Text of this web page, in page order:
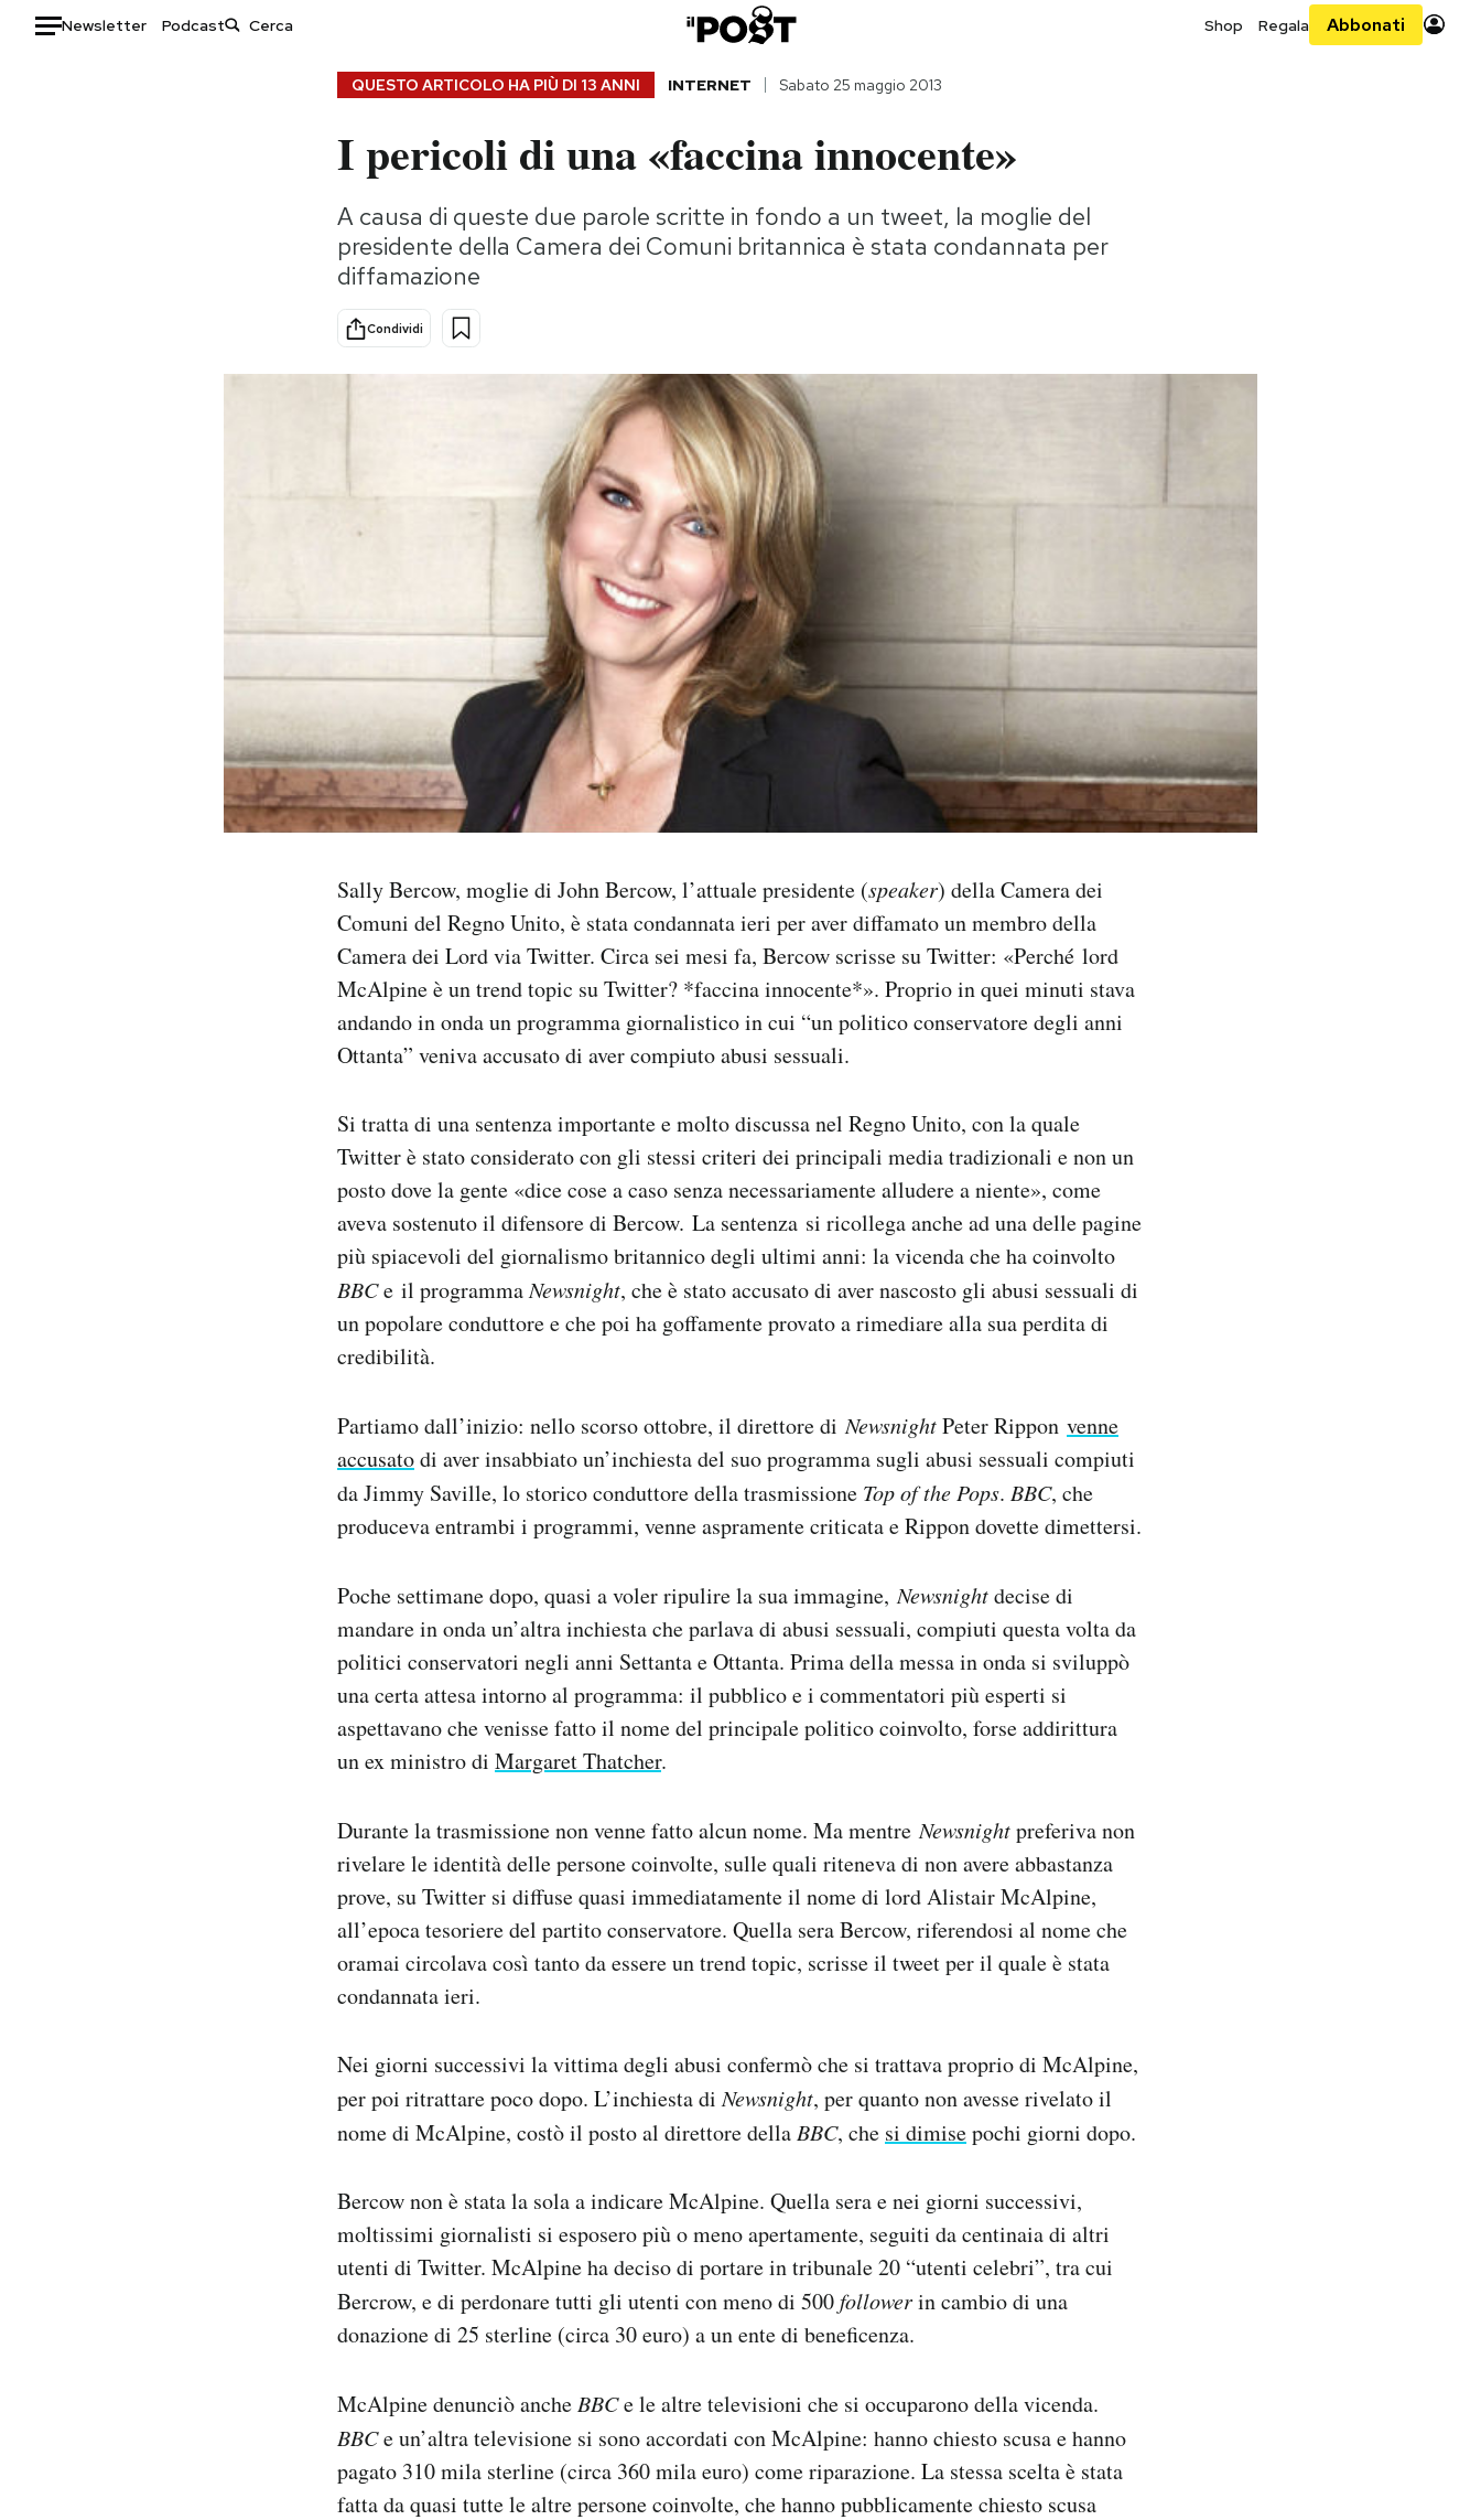
Newsletter Podcast Shop Regala Abbonati
Consumismi
Storie/Idee
Ok Boomer!
Europa
QUESTO ARTICOLO HA PIÙ DI 13 ANNI INTERNET Sabato 25 maggio 2013
I pericoli di una «faccina innocente»
A causa di queste due parole scritte in fondo a un tweet, la moglie del
presidente della Camera dei Comuni britannica è stata condannata per
diffamazione
Condividi
Sally Bercow, moglie di John Bercow, l’attuale presidente (speaker) della Camera dei
Comuni del Regno Unito, è stata condannata ieri per aver diffamato un membro della
Camera dei Lord via Twitter. Circa sei mesi fa, Bercow scrisse su Twitter: «Perché lord
McAlpine è un trend topic su Twitter? *faccina innocente*». Proprio in quei minuti stava
andando in onda un programma giornalistico in cui “un politico conservatore degli anni
Ottanta” veniva accusato di aver compiuto abusi sessuali.
Si tratta di una sentenza importante e molto discussa nel Regno Unito, con la quale
Twitter è stato considerato con gli stessi criteri dei principali media tradizionali e non un
posto dove la gente «dice cose a caso senza necessariamente alludere a niente», come
aveva sostenuto il difensore di Bercow. La sentenza si ricollega anche ad una delle pagine
più spiacevoli del giornalismo britannico degli ultimi anni: la vicenda che ha coinvolto
BBCe il programmaNewsnight, che è stato accusato di aver nascosto gli abusi sessuali di
un popolare conduttore e che poi ha goffamente provato a rimediare alla sua perdita di
credibilità.
Partiamo dall’inizio: nello scorso ottobre, il direttore diNewsnightPeter Rippon venne
accusatodi aver insabbiato un’inchiesta del suo programma sugli abusi sessuali compiuti
da Jimmy Saville, lo storico conduttore della trasmissione Top of the Pops. BBC, che
produceva entrambi i programmi, venne aspramente criticata e Rippon dovette dimettersi.
Poche settimane dopo, quasi a voler ripulire la sua immagine,Newsnightdecise di
mandare in onda un’altra inchiesta che parlava di abusi sessuali, compiuti questa volta da
politici conservatori negli anni Settanta e Ottanta. Prima della messa in onda si sviluppò
una certa attesa intorno al programma: il pubblico e i commentatori più esperti si
aspettavano che venisse fatto il nome del principale politico coinvolto, forse addirittura
un ex ministro di Margaret Thatcher.
Durante la trasmissione non venne fatto alcun nome. Ma mentreNewsnightpreferiva non
rivelare le identità delle persone coinvolte, sulle quali riteneva di non avere abbastanza
prove, su Twitter si diffuse quasi immediatamente il nome di lord Alistair McAlpine,
all’epoca tesoriere del partito conservatore. Quella sera Bercow, riferendosi al nome che
oramai circolava così tanto da essere un trend topic, scrisse il tweet per il quale è stata
condannata ieri.
Nei giorni successivi la vittima degli abusi confermò che si trattava proprio di McAlpine,
per poi ritrattare poco dopo. L’inchiesta diNewsnight, per quanto non avesse rivelato il
nome di McAlpine, costò il posto al direttore della BBC, che si dimisepochi giorni dopo.
Bercow non è stata la sola a indicare McAlpine. Quella sera e nei giorni successivi,
moltissimi giornalisti si esposero più o meno apertamente, seguiti da centinaia di altri
utenti di Twitter. McAlpine ha deciso di portare in tribunale 20 “utenti celebri”, tra cui
Bercrow, e di perdonare tutti gli utenti con meno di 500followerin cambio di una
donazione di 25 sterline (circa 30 euro) a un ente di beneficenza.
McAlpine denunciò anche BBCe le altre televisioni che si occuparono della vicenda.
BBCe un’altra televisione si sono accordati con McAlpine: hanno chiesto scusa e hanno
pagato 310 mila sterline (circa 360 mila euro) come riparazione. La stessa scelta è stata
fatta da quasi tutte le altre persone coinvolte, che hanno pubblicamente chiesto scusa